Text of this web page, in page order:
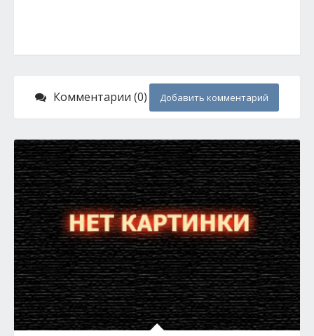
Комментарии (0) Добавить комментарий